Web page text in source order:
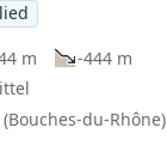
m
-444 m
du-Rhône)